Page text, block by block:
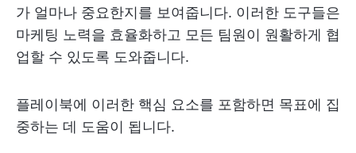
가 얼마나 중요한지를 보여줍니다. 이러한 도구들은
마케팅 노력을 효율화하고 모든 팀원이 원활하게 협
업할 수 있도록 도와줍니다.
플레이북에 이러한 핵심 요소를 포함하면 목표에 집
중하는 데 도움이 됩니다.